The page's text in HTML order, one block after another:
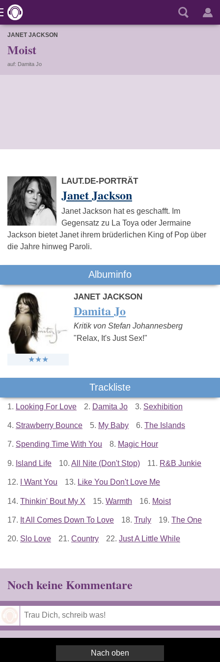
JANET JACKSON
Moist
auf: Damita Jo
LAUT.DE-PORTRÄT
Janet Jackson
Janet Jackson hat es geschafft. Im
Gegensatz zu La Toya oder Jermaine
Jackson bietet Janet ihrem brüderlichen King of Pop über
die Jahre hinweg Paroli.
Albuminfo
JANET JACKSON
Damita Jo
Kritik von Stefan Johannesberg
"Relax, It's Just Sex!"
Trackliste
1. Looking For Love 2. Damita Jo 3. Sexhibition
4. Strawberry Bounce 5. My Baby 6. The Islands
7. Spending Time With You 8. Magic Hour
9. Island Life 10. All Nite (Don't Stop) 11. R&B Junkie
12. I Want You 13. Like You Don't Love Me
14. Thinkin' Bout My X 15. Warmth 16. Moist
17. It All Comes Down To Love 18. Truly 19. The One
20. Slo Love 21. Country 22. Just A Little While
Noch keine Kommentare
Nach oben